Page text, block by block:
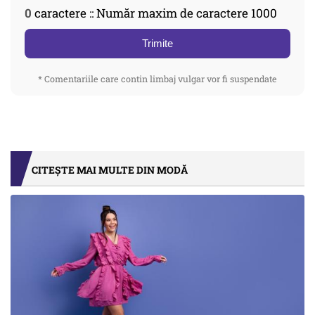
0 caractere :: Număr maxim de caractere 1000
Trimite
* Comentariile care contin limbaj vulgar vor fi suspendate
CITEȘTE MAI MULTE DIN MODĂ